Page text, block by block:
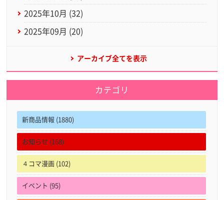
2025年10月 (32)
2025年09月 (20)
アーカイブ全てを表示
カテゴリ
新商品情報 (1880)
お知らせ (168)
４コマ漫画 (102)
イベント (95)